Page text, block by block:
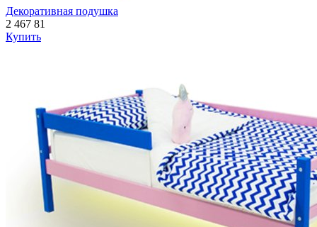
Декоративная подушка
2 467 81
Купить